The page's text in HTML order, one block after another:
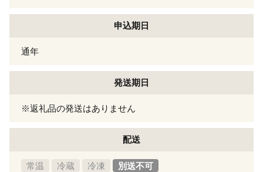
申込期日
通年
発送期日
※返礼品の発送はありません
配送
常温 冷蔵 冷凍 別送不可